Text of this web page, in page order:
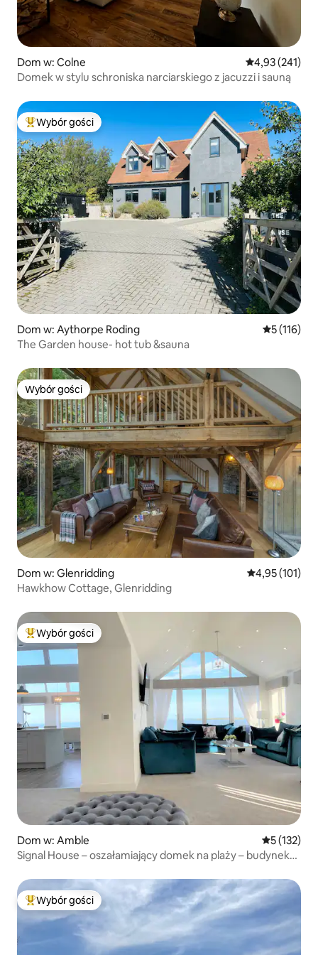
Dom w: Colne Średnia
4,93 (241)
Domek w stylu schroniska narciarskiego z jacuzzi i sauną
Najpopularniejsze z kategorii Wybór gości
Wybór gości
Dom w: Aythorpe Roding Średnia
5 (116)
The Garden house- hot tub &sauna
Wybór gości
Wybór gości
Dom w: Glenridding Średnia
4,95 (101)
Hawkhow Cottage, Glenridding
Najpopularniejsze z kategorii Wybór gości
Wybór gości
Dom w: Amble Średnia
5 (132)
Signal House – oszałamiający domek na plaży – budynek
Najpopularniejsze z kategorii Wybór gości
Wybór gości